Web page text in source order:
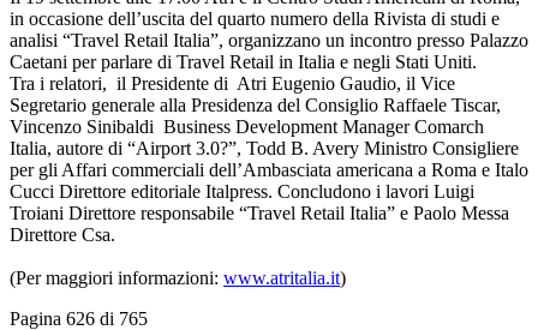
in occasione dell’uscita del quarto numero della Rivista di studi e
analisi “Travel Retail Italia”, organizzano un incontro presso Palazzo
Caetani per parlare di Travel Retail in Italia e negli Stati Uniti.
Tra i relatori, il Presidente di Atri Eugenio Gaudio, il Vice
Segretario generale alla Presidenza del Consiglio Raffaele Tiscar,
Vincenzo Sinibaldi Business Development Manager Comarch
Italia, autore di “Airport 3.0?”, Todd B. Avery Ministro Consigliere
per gli Affari commerciali dell’Ambasciata americana a Roma e Italo
Cucci Direttore editoriale Italpress. Concludono i lavori Luigi
Troiani Direttore responsabile “Travel Retail Italia” e Paolo Messa
Direttore Csa.
(Per maggiori informazioni: www.atritalia.it)
Pagina 626 di 765